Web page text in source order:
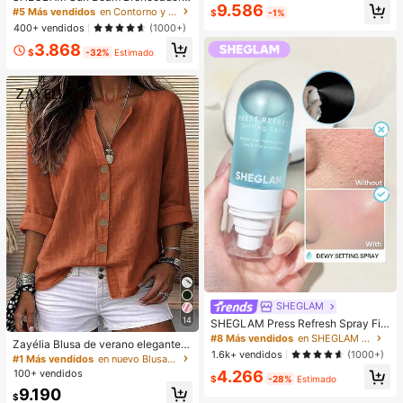
íQuido Mate-Golden Sun Marca De
Belleza CosméTica Maquillaje Para
Mujeres Y NiñAs
#5 Más vendidos
en Contorno y bronceador
400+ vendidos
(1000+)
$3.868 -32% Estimado
14
Zayélia Blusa de verano elegante y
sencilla de tejido suave para mujer,
camisa de trabajo
#1 Más vendidos
en nuevo Blusas De Mujer
100+ vendidos
$9.190
$9.586 -1%
SHEGLAM
SHEGLAM Press Refresh Spray Fija
dor Marca De Belleza CosméTica
Maquillaje Para Mujeres Y NiñAs
#8 Más vendidos
en SHEGLAM Maquillaje
1.6k+ vendidos
(1000+)
$4.266 -28% Estimado